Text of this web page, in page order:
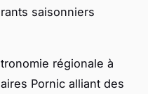
saisonniers
régionale à
Pornic alliant des